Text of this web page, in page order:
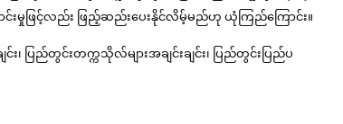
ာင်းမှုဖြင့်လည်း ဖြည့်ဆည်းပေးနိုင်လိမ့်မည်ဟု ယုံကြည်ကြောင်း။
ြည်တွင်းတက္ကသိုလ်များအချင်းချင်း၊ ပြည်တွင်းပြည်ပ